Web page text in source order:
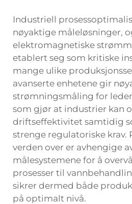
Industriell
nøyaktige måleløsninger,
elektromagnetiske
etablert seg som kritiske
mange ulike
avanserte enhetene gir
strømningsmåling for
som gjør at industrier kan
driftseffektivitet samtidig
strenge regulatoriske krav.
verden over er avhengige
målesystemene for å
prosesser til
sikrer dermed både
på optimalt nivå.